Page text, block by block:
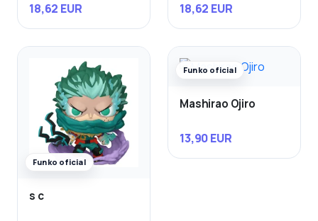
18,62 EUR 18,62 EUR
Funko oficial
s c
Funko oficial
Mashirao Ojiro
13,90 EUR